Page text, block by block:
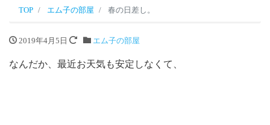
TOP エム子の部屋 春の日差し。
2019年4月5日 エム子の部屋
なんだか、最近お天気も安定しなくて、